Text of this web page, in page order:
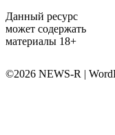
Данный ресурс
может содержать
материалы 18+
©2026 NEWS-R |